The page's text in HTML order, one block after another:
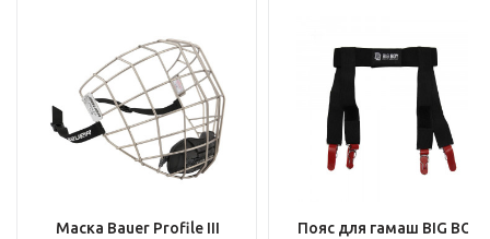
Маска Bauer Profile III
Пояс для гамаш BIG BOY